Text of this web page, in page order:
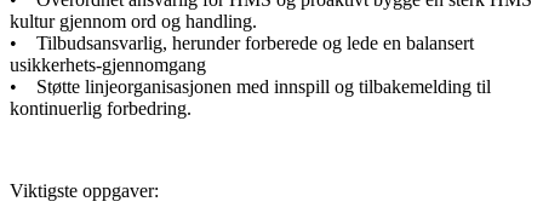
kultur gjennom ord og handling.
• Tilbudsansvarlig, herunder forberede og lede en balansert
usikkerhets-gjennomgang
• Støtte linjeorganisasjonen med innspill og tilbakemelding til
kontinuerlig forbedring.
Viktigste oppgaver: